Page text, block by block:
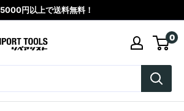
5000円以上で送料無料！
0